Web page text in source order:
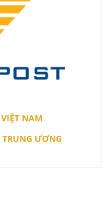
NAM
ƯƠNG